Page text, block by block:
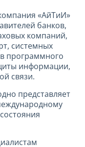
«АйТиИ»
банков,
компаний,
системных
программного
информации,
связи.
представляет